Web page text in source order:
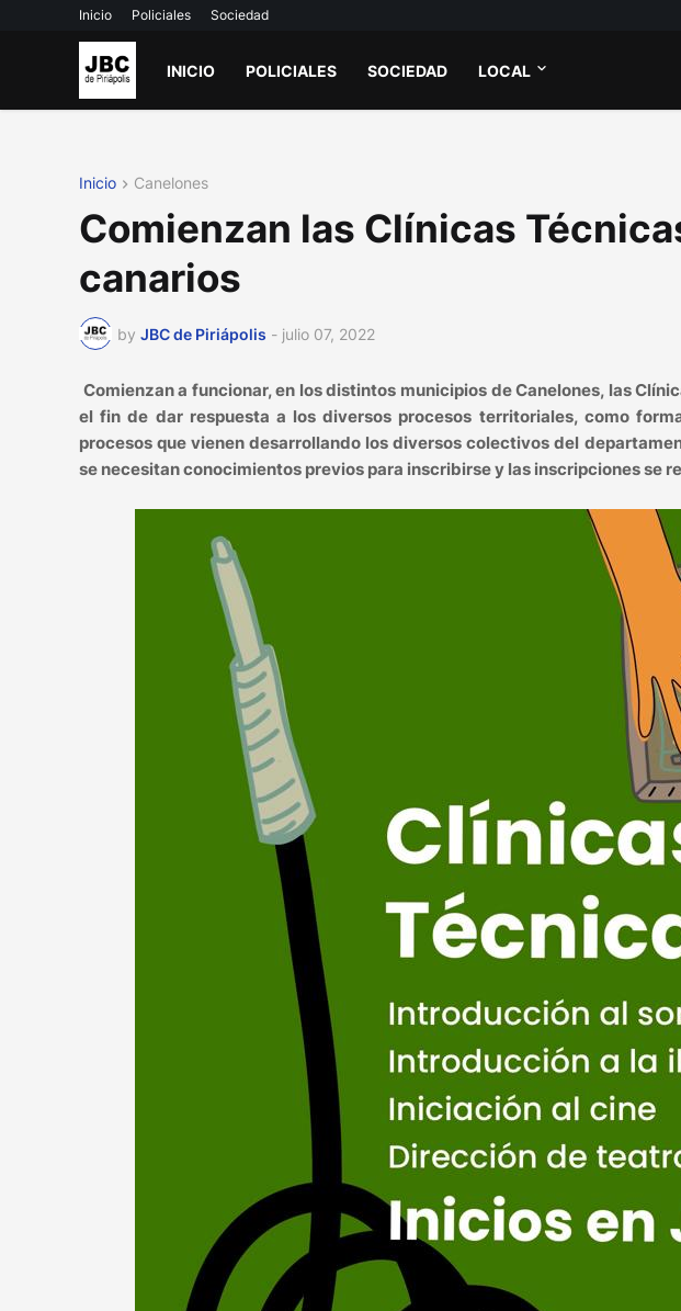
Inicio Policiales Sociedad
INICIO POLICIALES SOCIEDAD LOCAL
Inicio Canelones
Comienzan las Clínicas
canarios
by JBC de Piriápolis - julio 07, 2022
Comienzan a funcionar, en los distintos municipios de Canelones, las
el fin de dar respuesta a los diversos procesos territoriales, como
procesos que vienen desarrollando los diversos colectivos del
se necesitan conocimientos previos para inscribirse y las inscripciones se